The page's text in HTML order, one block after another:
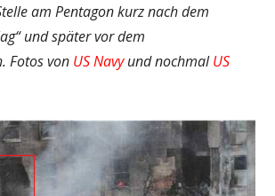
am Pentagon kurz nach dem
und später vor dem
Fotos von US Navyund nochmalUS